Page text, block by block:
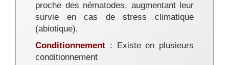
proche des nématodes, augmentant leur
survie en cas de stress climatique
(abiotique).
Conditionnement : Existe en plusieurs
conditionnement